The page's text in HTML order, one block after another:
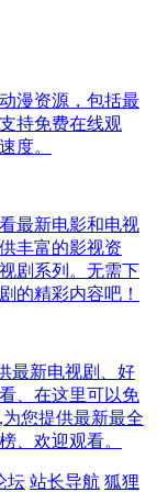
漫资源，包括最
持免费在线观
度。
最新电影和电视
丰富的影视资
剧系列。无需下
的精彩内容吧！
最新电视剧、好
、在这里可以免
您提供最新最全
、欢迎观看。
坛 站长导航 狐狸